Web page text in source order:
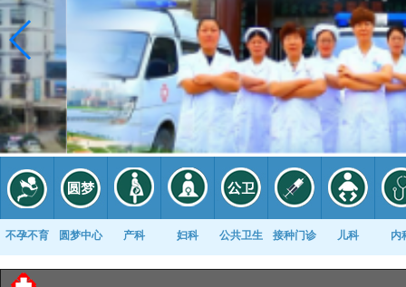
不孕不育 圆梦中心 产科 妇科 公共卫生 接种门诊 儿科 内